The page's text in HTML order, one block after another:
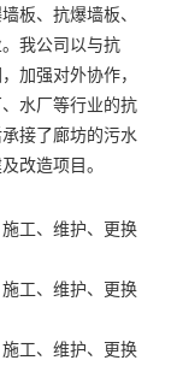
板、抗爆墙板、
我公司以与抗
加强对外协作，
水厂等行业的抗
接了廊坊的污水
改造项目。
工、维护、更换
工、维护、更换
工、维护、更换